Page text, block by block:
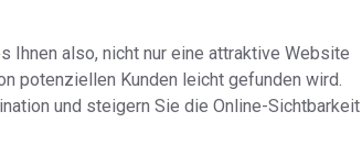
Ihnen also, nicht nur eine attraktive Website
potenziellen Kunden leicht gefunden wird.
und steigern Sie die Online-Sichtbarkeit